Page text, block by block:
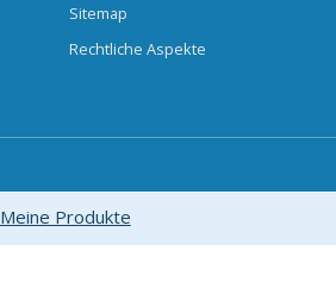
Sitemap
Rechtliche Aspekte
Meine Produkte